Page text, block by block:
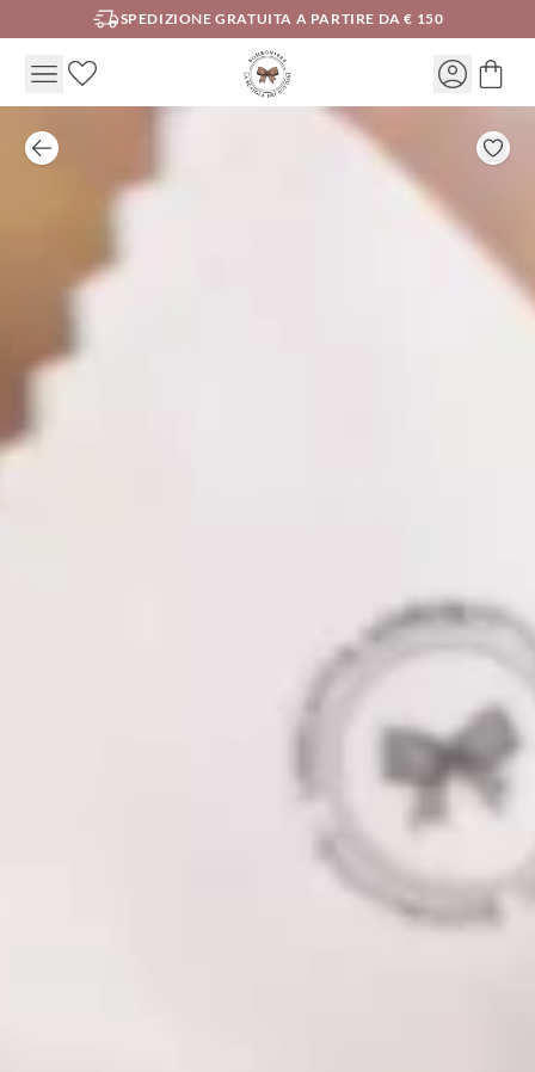
SPEDIZIONE GRATUITA A PARTIRE DA € 150